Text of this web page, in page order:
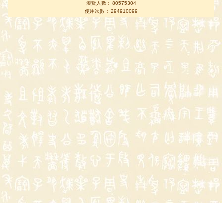
瀏覽人數： 80575304
使用次數： 294910099